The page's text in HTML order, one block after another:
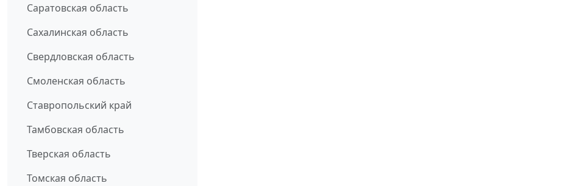
Саратовская область
Сахалинская область
Свердловская область
Смоленская область
Ставропольский край
Тамбовская область
Тверская область
Томская область